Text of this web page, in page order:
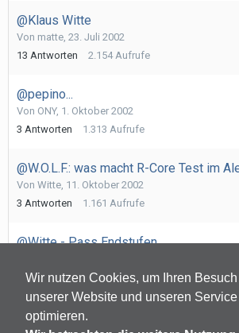
Wir nutzen Cookies, um Ihren
unserer Website und unseren Service
optimieren.
@Klaus Witte
Von matte, 23. Juli 2002
13 Antworten 2.154 Aufrufe
@pepino...
Von ONY, 1. Oktober 2002
3 Antworten 1.313 Aufrufe
@W.O.L.F.: was macht R-Core Test im
Von Witte, 11. Oktober 2002
3 Antworten 1.161 Aufrufe
@Witte - Pass Endstufen
Antworten 1.825 Aufrufe
VORHERIGE